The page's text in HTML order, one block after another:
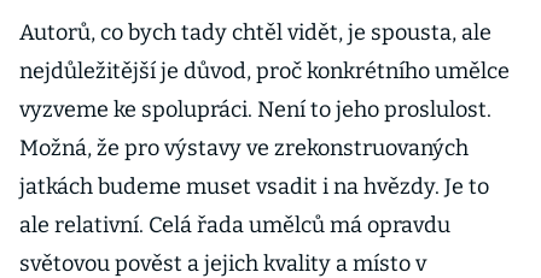
Autorů, co bych tady chtěl vidět, je spousta, ale
nejdůležitější je důvod, proč konkrétního umělce
vyzveme ke spolupráci. Není to jeho proslulost.
Možná, že pro výstavy ve zrekonstruovaných
jatkách budeme muset vsadit i na hvězdy. Je to
ale relativní. Celá řada umělců má opravdu
světovou pověst a jejich kvality a místo v